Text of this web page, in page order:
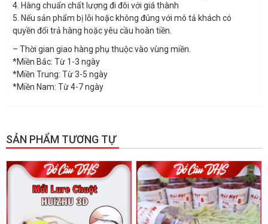
4. Hàng chuẩn chất lượng đi đôi với giá thành
5. Nếu sản phẩm bị lỗi hoặc không đúng với mô tả khách có
quyền đổi trả hàng hoặc yêu cầu hoàn tiền.
– Thời gian giao hàng phụ thuộc vào vùng miền.
*Miền Bắc: Từ 1-3 ngày
*Miền Trung: Từ 3-5 ngày
*Miền Nam: Từ 4-7 ngày
SẢN PHẨM TƯƠNG TỰ
GIẢM GIÁ!